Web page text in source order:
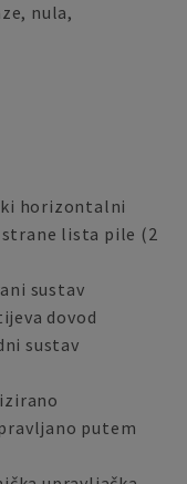
nula,
horizontalni
strane lista pile (2
sustav
dovod
sustav
putem